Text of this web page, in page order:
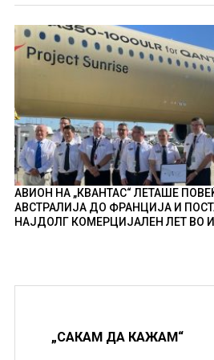
АВИОН НА „КВАНТАС“ ЛЕТАШЕ
АВСТРАЛИЈА ДО ФРАНЦИЈА И
НАЈДОЛГ КОМЕРЦИЈАЛЕН ЛЕТ ВО
„САКАМ ДА КАЖАМ“